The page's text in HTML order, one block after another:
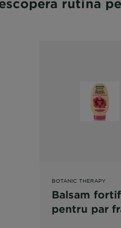
rutina
BOTANIC THERAPY
Balsam
pentru par